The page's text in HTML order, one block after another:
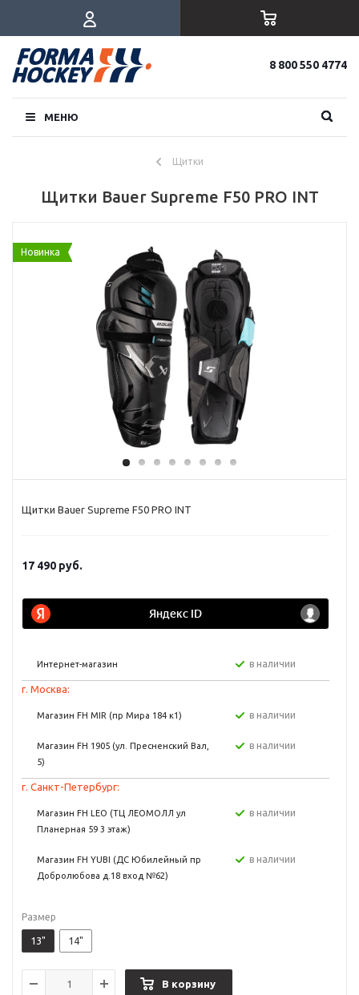
8 800 550 4774
МЕНЮ
Щитки
Щитки Bauer Supreme F50 PRO INT
Новинка
Щитки Bauer Supreme F50 PRO INT
17 490 руб.
Интернет-магазин в наличии
г. Москва:
Магазин FH MIR (пр Мира 184 к1) в наличии
Магазин FH 1905 (ул. Пресненский Вал,
5)
в наличии
г. Санкт-Петербург:
Магазин FH LEO (ТЦ ЛЕОМОЛЛ ул
Планерная 59 3 этаж)
в наличии
Магазин FH YUBI (ДС Юбилейный пр
Добролюбова д.18 вход №62)
в наличии
Размер
13" 14"
В корзину